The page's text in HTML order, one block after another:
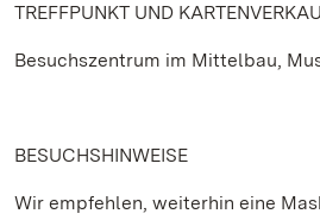
TREFFPUNKT UND
Besuchszentrum im Mittelbau,
BESUCHSHINWEISE
Wir empfehlen, weiterhin eine